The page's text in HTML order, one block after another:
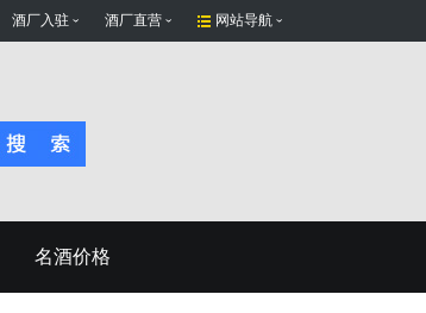
酒厂入驻 酒厂直营 网站导航
名酒价格